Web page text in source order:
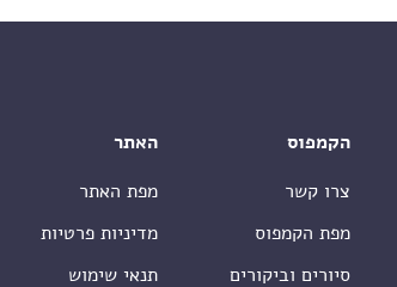
הקמפוס
צרו קשר
מפת הקמפוס
סיורים וביקורים
האתר
מפת האתר
מדיניות פרטיות
תנאי שימוש